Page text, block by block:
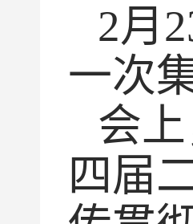
2月
一次
会
四届